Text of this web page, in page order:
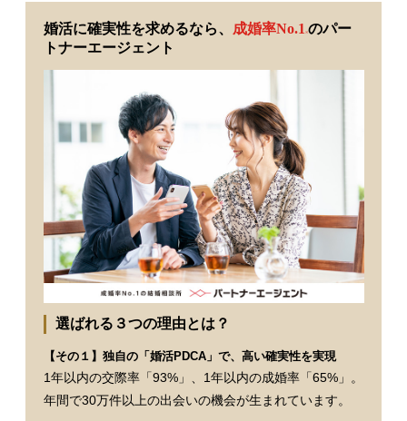
婚活に確実性を求めるなら、 成婚率No.1 ※のパー
トナーエージェント
選ばれる３つの理由とは？
【その１】独自の「婚活PDCA」で、高い確実性を実現
1年以内の交際率「93%」、1年以内の成婚率「65%」。
年間で30万件以上の出会いの機会が生まれています。